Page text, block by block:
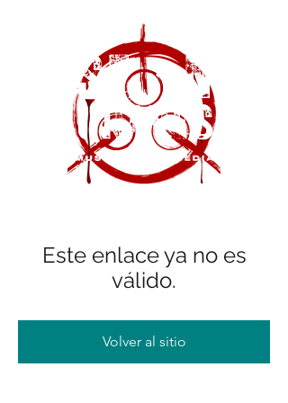
Este enlace ya no es
válido.
Volver al sitio